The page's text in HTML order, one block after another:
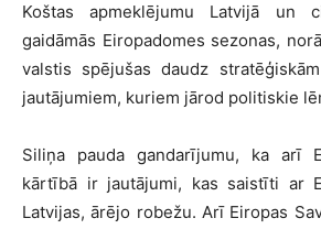
Koštas apmeklējumu Latvijā un
gaidāmās Eiropadomes sezonas,
valstis spējušas daudz
jautājumiem, kuriem jārod politiskie
Siliņa pauda gandarījumu, ka arī
kārtībā ir jautājumi, kas saistīti ar
Latvijas, ārējo robežu. Arī Eiropas